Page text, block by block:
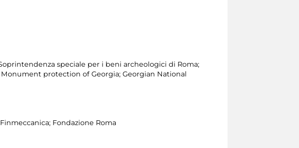
speciale per i beni archeologici di Roma;
protection of Georgia; Georgian National
Fondazione Roma